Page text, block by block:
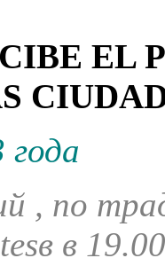
EL
года
, по
в в